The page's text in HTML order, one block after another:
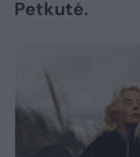
Petkutė.